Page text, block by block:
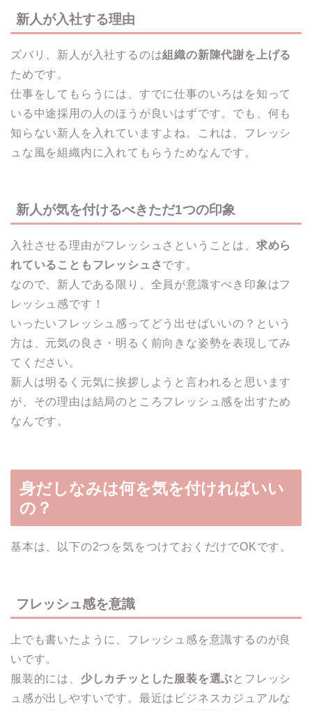
新人が入社する理由
ズバリ、新人が入社するのは組織の新陳代謝を上げる
ためです。
仕事をしてもらうには、すでに仕事のいろはを知って
いる中途採用の人のほうが良いはずです。でも、何も
知らない新人を入れていますよね。これは、フレッシ
ュな風を組織内に入れてもらうためなんです。
新人が気を付けるべきただ1つの印象
入社させる理由がフレッシュさということは、 求めら
れていることもフレッシュさです。
なので、新人である限り、全員が意識すべき印象はフ
レッシュ感です！
いったいフレッシュ感ってどう出せばいいの？という
方は、元気の良さ・明るく前向きな姿勢を表現してみ
てください。
新人は明るく元気に挨拶しようと言われると思います
が、その理由は結局のところフレッシュ感を出すため
なんです。
身だしなみは何を気を付ければいい
の？
基本は、以下の2つを気をつけておくだけでOKです。
フレッシュ感を意識
上でも書いたように、フレッシュ感を意識するのが良
いです。
服装的には、 少しカチッとした服装を選ぶ とフレッシ
ュ感が出しやすいです。最近はビジネスカジュアルな